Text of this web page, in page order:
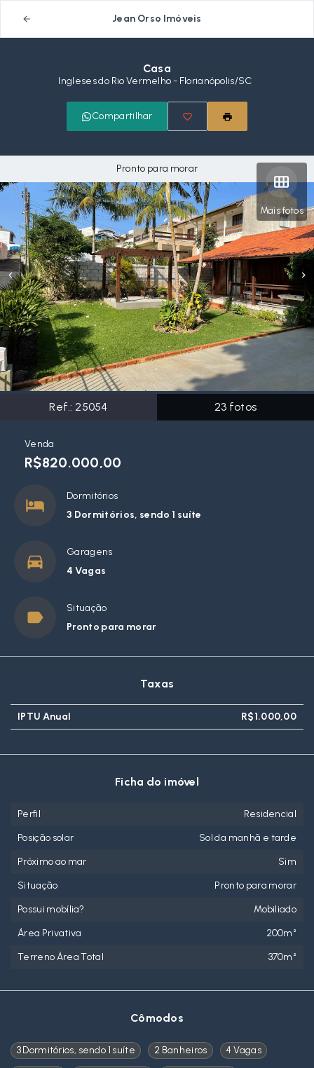
Jean Orso Imóveis
Casa
Ingleses do Rio Vermelho - Florianópolis/SC
Compartilhar
Mais fotos
Ref.:25054 23 fotos
Pronto para morar
Venda
R$820.000,00
Dormitórios
3 Dormitórios, sendo 1 suíte
Garagens
4 Vagas
Situação
Pronto para morar
Cômodos
3 Dormitórios, sendo 1 suíte 2 Banheiros
4 Vagas
Taxas
IPTU Anual R$1.000,00
Ficha do imóvel
Perfil
Residencial
Posição solar
Sol da manhã e tarde
Próximo ao mar
Sim
Situação
Pronto para morar
Possui mobília?
Mobiliado
Área Privativa
200m²
Terreno Área Total
370m²